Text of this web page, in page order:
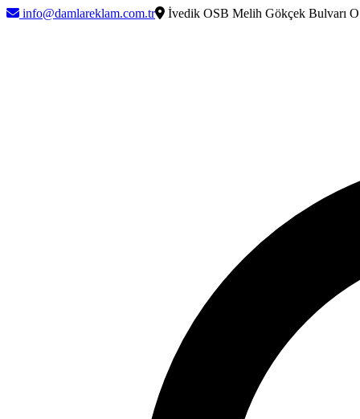
info@damlareklam.com.tr İvedik OSB Melih Gökçek Bulvarı